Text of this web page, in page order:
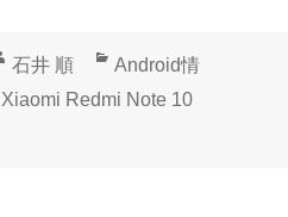
作
成
石井 順
カ
テ
Android情
Xiaomi Redmi Note 10